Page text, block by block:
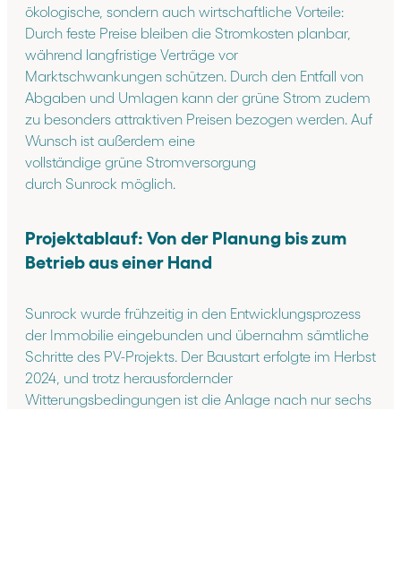
ökologische, sondern auch wirtschaftliche Vorteile:
Durch feste Preise bleiben die Stromkosten planbar,
während langfristige Verträge vor
Marktschwankungen schützen. Durch den Entfall von
Abgaben und Umlagen kann der grüne Strom zudem
zu besonders attraktiven Preisen bezogen werden. Auf
Wunsch ist außerdem eine
vollständige grüne Stromversorgung
durch Sunrock möglich.
Projektablauf: Von der Planung bis zum
Betrieb aus einer Hand
Sunrock wurde frühzeitig in den Entwicklungsprozess
der Immobilie eingebunden und übernahm sämtliche
Schritte des PV-Projekts. Der Baustart erfolgte im Herbst
2024, und trotz herausfordernder
Witterungsbedingungen ist die Anlage nach nur sechs